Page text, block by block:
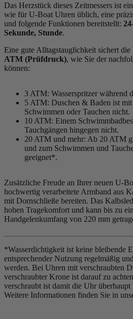
Das Herzstück dieses Zeitmessers ist ein
wie für U-Boat Uhren üblich, eine
und folgende Funktionen bereitstellt:
Sekunde, Stunde.
Eine gute Alltagstauglichkeit sichert die
ATM (Prüfdruck), wie Sie der
können:
3 ATM: Wasserspritzer während
5 ATM: Duschen & Baden ist
Schwimmen oder Tauchen nicht.
10 ATM: Einem
Tauchgängen hingegen nicht.
20 ATM und mehr: Ab 20 ATM
und zum Schwimmen und
geeignet*.
Zusätzliche Freude an Ihrer neuen U-
hochwertig verarbeitete Armband aus
mit Dornschließe bereiten. Das
hohen Tragekomfort und kann bis zu
Handgelenkumfang von 220 mm
*Wasserdichtigkeit ist keine bleibende
entsprechender Nutzung regelmäßig und
werden. Bei Uhren mit verschraubten
verschraubter Krone ist darauf zu
verschraubt ist damit die Uhr überhaupt
Weitere Informationen finden Sie in